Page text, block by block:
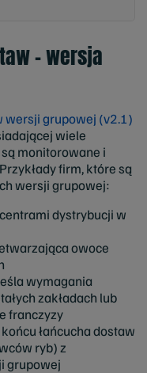
– wersja
wersji grupowej (v2.1)
wiele
monitorowane i
firm, które są
wersji grupowej:
dystrybucji w
owoce
wymagania
zakładach lub
franczyzy
łańcucha dostaw
ryb) z
grupowej